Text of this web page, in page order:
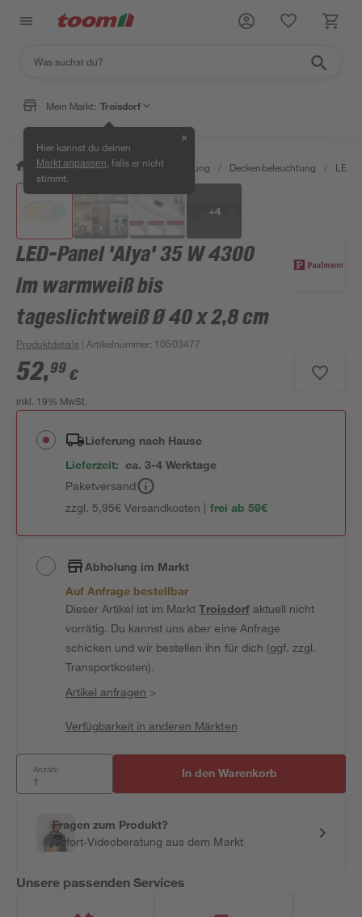
Mein Markt: Troisdorf
Hier kannst du deinen
Markt anpassen , falls er nicht
stimmt.
✕
/ Wohnen & Haushalt / Beleuchtung / Deckenbeleuchtung / LED-
+4
LED-Panel 'Alya' 35 W 4300
lm warmweiß bis
tageslichtweiß Ø 40 x 2,8 cm
Produktdetails | Artikelnummer: 10503477
52,99 €
inkl. 19% MwSt.
Lieferung nach Hause
Lieferzeit: ca. 3-4 Werktage
Paketversand
zzgl. 5,95€ Versandkosten | frei ab 59€
Abholung im Markt
Auf Anfrage bestellbar
Dieser Artikel ist im MarktTroisdorfaktuell nicht
vorrätig. Du kannst uns aber eine Anfrage
schicken und wir bestellen ihn für dich (ggf. zzgl.
Transportkosten).
Artikel anfragen >
Verfügbarkeit in anderen Märkten
Anzahl: In den Warenkorb
Fragen zum Produkt?
Sofort-Videoberatung aus dem Markt
Unsere passenden Services